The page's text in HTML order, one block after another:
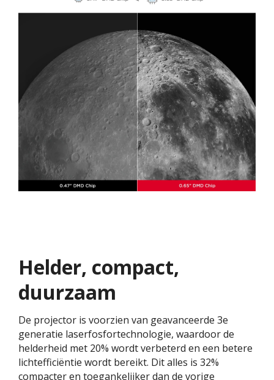
Helder, compact,
duurzaam
De projector is voorzien van geavanceerde 3e
generatie laserfosfortechnologie, waardoor de
helderheid met 20% wordt verbeterd en een betere
lichtefficiëntie wordt bereikt. Dit alles is 32%
compacter en toegankelijker dan de vorige